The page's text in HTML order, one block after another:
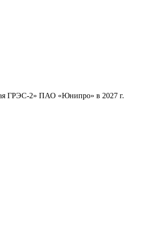
ГРЭС-2» ПАО «Юнипро» в 2027 г.